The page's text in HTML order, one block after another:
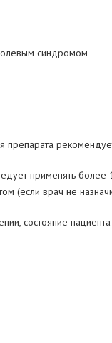
синдромом
препарата
применять
(если врач не
состояние